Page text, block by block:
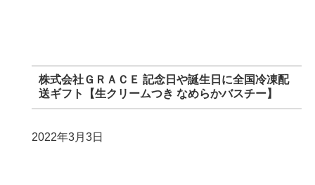
株式会社ＧＲＡＣＥ 記念日や誕生日に全国冷凍配
送ギフト【生クリームつき なめらかバスチー】
2022年3月3日